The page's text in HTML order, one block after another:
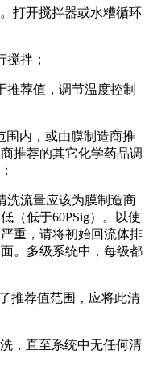
打开搅拌器或水糟循环
拌；
推荐值，调节温度控制
围内，或由膜制造商推
推荐的其它化学药品调
洗流量应该为膜制造商
（低于60PSig）。以使
重，请将初始回流体排
。多级系统中，每级都
推荐值范围，应将此清
，直至系统中无任何清